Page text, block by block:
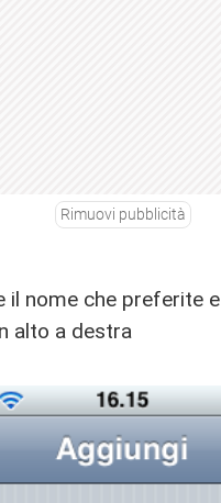
Rimuovi pubblicità
il nome che preferite
alto a destra